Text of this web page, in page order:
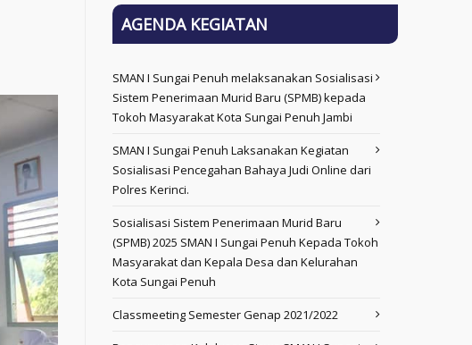
AGENDA KEGIATAN
SMAN I Sungai Penuh melaksanakan Sosialisasi
Sistem Penerimaan Murid Baru (SPMB) kepada
Tokoh Masyarakat Kota Sungai Penuh Jambi
SMAN I Sungai Penuh Laksanakan Kegiatan
Sosialisasi Pencegahan Bahaya Judi Online dari
Polres Kerinci.
Sosialisasi Sistem Penerimaan Murid Baru
(SPMB) 2025 SMAN I Sungai Penuh Kepada Tokoh
Masyarakat dan Kepala Desa dan Kelurahan
Kota Sungai Penuh
Classmeeting Semester Genap 2021/2022